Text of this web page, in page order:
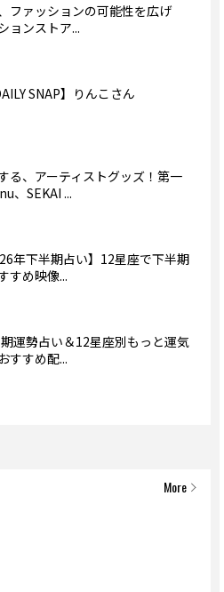
ファッションの可能性を広げ
ョンストア...
SNAP】りんこさん
る、アーティストグッズ！第一
、SEKAI ...
年下半期占い】12星座で下半期
すめ映像...
運勢占い＆12星座別もっと運気
すすめ配...
More